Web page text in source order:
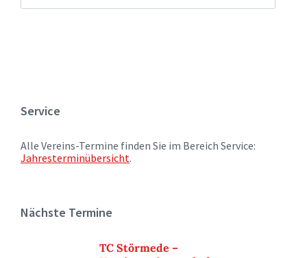
Service
Alle Vereins-Termine finden Sie im Bereich Service:
Jahresterminübersicht.
Nächste Termine
TC Störmede –